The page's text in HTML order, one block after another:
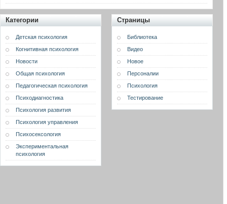
Категории
Детская психология
Когнитивная психология
Новости
Общая психология
Педагогическая психология
Психодиагностика
Психология развития
Психология управления
Психосексология
Экспериментальная
психология
Страницы
Библиотека
Видео
Новое
Персоналии
Психология
Тестирование